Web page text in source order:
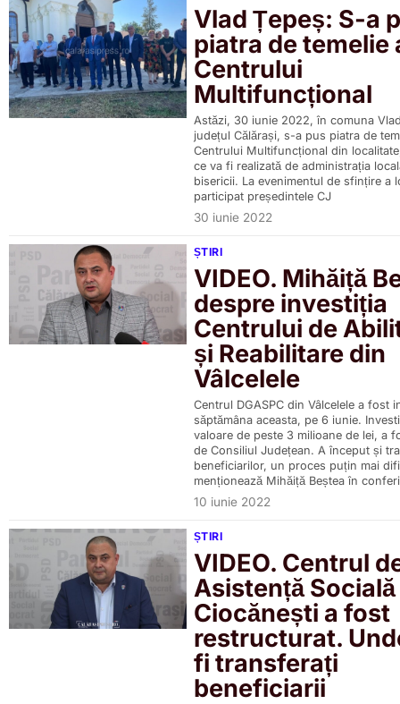
Vlad Țepeș: S-a
piatra de temelie
Centrului
Multifuncțional
Astăzi, 30 iunie 2022, în comuna
județul Călărași, s-a pus piatra de
Centrului Multifuncțional din
ce va fi realizată de administrația
bisericii. La evenimentul de sfințire a
participat președintele CJ
30 iunie 2022
ȘTIRI
VIDEO. Mihăiță
despre investiția
Centrului de
și Reabilitare din
Vâlcelele
Centrul DGASPC din Vâlcelele a fost
săptămâna aceasta, pe 6 iunie.
valoare de peste 3 milioane de lei, a
de Consiliul Județean. A început și
beneficiarilor, un proces puțin mai
menționează Mihăiță Beștea în
10 iunie 2022
ȘTIRI
VIDEO. Centrul
Asistență Socială
Ciocănești a fost
restructurat.
fi transferați
beneficiarii